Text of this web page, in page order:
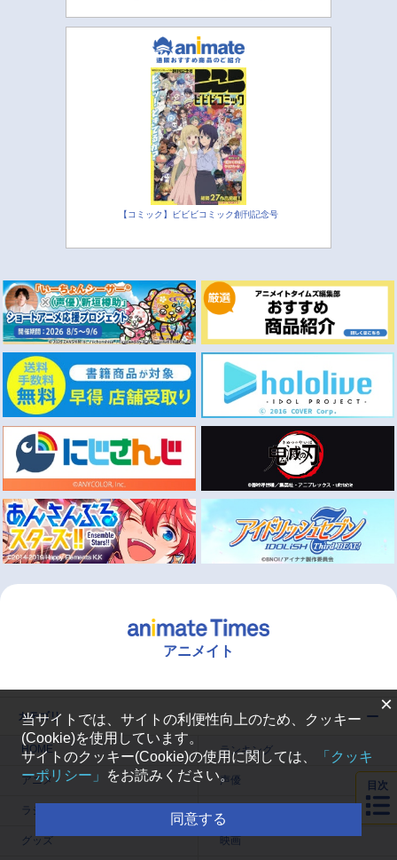
【コミック】ビビビコミック創刊記念号
アニメイト
カテゴリ
HOME ランキング
アニメ 声優
ラジオ みんなの声
グッズ 映画
目次
×
当サイトでは、サイトの利便性向上のため、クッキー
(Cookie)を使用しています。
サイトのクッキー(Cookie)の使用に関しては、
「クッキ
ーポリシー」
をお読みください。
同意する